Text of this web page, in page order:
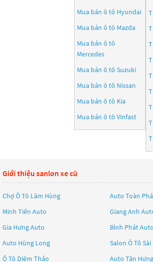
Mua bán ô tô Hyundai
Mua bán ô tô Mazda
Mua bán ô tô
Mercedes
Mua bán ô tô Suzuki
Mua bán ô tô Nissan
Mua bán ô tô Kia
Mua bán ô tô Vinfast
Giới thiệu sanlon xe cũ
Chợ Ô Tô Lâm Hùng
Auto Toàn
Minh Tiến Auto
Giang Anh
Gia Hưng Auto
Bình Phát Auto
Auto Hùng Long
Salon Ô Tô Sài
Ô Tô Diệm Thảo
Auto Tân